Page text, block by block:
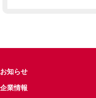
お知らせ
企業情報